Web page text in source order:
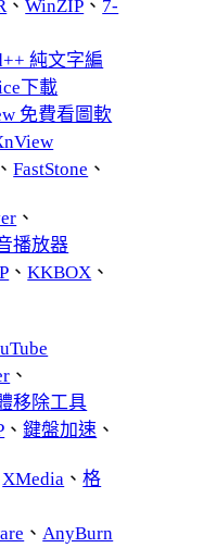
、WinZIP 、 7-
純文字編
下載
免費看圖軟
、FastStone 、
、
播放器
、KKBOX 、
、
移除工具
、鍵盤加速 、
XMedia 、格
、 AnyBurn